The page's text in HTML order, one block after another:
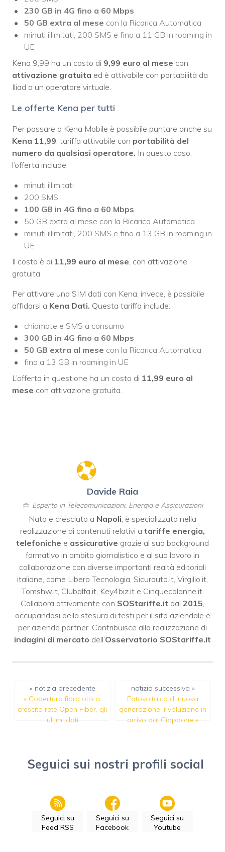
230 GB in 4G fino a 60 Mbps
50 GB extra al mese con la Ricarica Automatica
minuti illimitati, 200 SMS e fino a 11 GB in roaming in
UE
Kena 9,99 ha un costo di 9,99 euro al mese con
attivazione gratuita ed è attivabile con portabilità da
Iliad o un operatore virtuale.
Le offerte Kena per tutti
Per passare a Kena Mobile è possibile puntare anche su
Kena 11,99, tariffa attivabile con portabilità del
numero da qualsiasi operatore. In questo caso,
l’offerta include:
minuti illimitati
200 SMS
100 GB in 4G fino a 60 Mbps
50 GB extra al mese con la Ricarica Automatica
minuti illimitati, 200 SMS e fino a 13 GB in roaming in
UE
Il costo è di 11,99 euro al mese, con attivazione
gratuita.
Per attivare una SIM dati con Kena, invece, è possibile
affidarsi a Kena Dati. Questa tariffa include:
chiamate e SMS a consumo
300 GB in 4G fino a 60 Mbps
50 GB extra al mese con la Ricarica Automatica
fino a 13 GB in roaming in UE
L’offerta in questione ha un costo di 11,99 euro al
mese con attivazione gratuita.
Davide Raia
Esperto in Telecomunicazioni, Energia e Assicurazioni
Nato e cresciuto a Napoli, è specializzato nella
realizzazione di contenuti relativi a tariffe energia,
telefoniche e assicurative grazie al suo background
formativo in ambito giornalistico e al suo lavoro in
collaborazione con diverse importanti realtà editoriali
italiane, come Libero Tecnologia, Sicurauto.it, Virgilio.it,
Tomshw.it, Clubalfa.it, Key4biz.ite Cinquecolonne.it.
Collabora attivamente con SOStariffe.it dal 2015,
occupandosi della stesura di testi per il sito aziendale e
per aziende partner. Contribuisce alla realizzazione di
indagini di mercato dell’Osservatorio SOStariffe.it
« notizia precedente
« Copertura fibra ottica:
crescita rete Open Fiber, gli
ultimi dati
notizia successiva »
Fotovoltaico di nuova
generazione: rivoluzione in
arrivo dal Giappone »
Seguici sui nostri profili social
Seguici su
Feed RSS
Seguici su
Facebook
Seguici su
Youtube